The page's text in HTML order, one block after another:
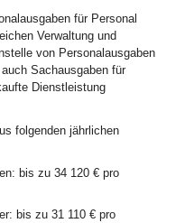
für Personal
Verwaltung und
von Personalausgaben
Sachausgaben für
Dienstleistung
folgenden jährlichen
bis zu 34 120 € pro
bis zu 31 110 € pro